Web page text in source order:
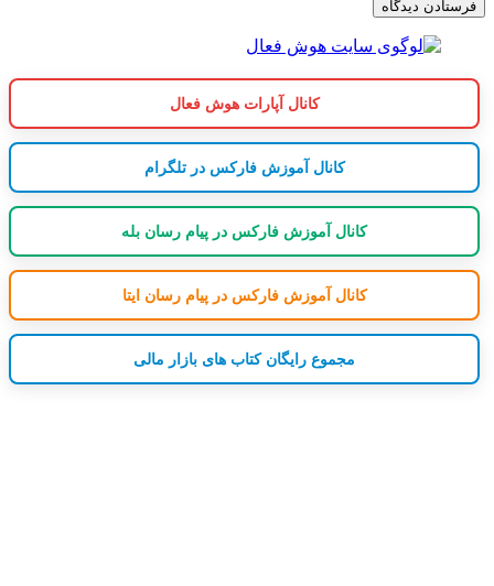
کانال آپارات هوش فعال
کانال آموزش فارکس در تلگرام
کانال آموزش فارکس در پیام رسان بله
کانال آموزش فارکس در پیام رسان ایتا
مجموع رایگان کتاب های بازار مالی